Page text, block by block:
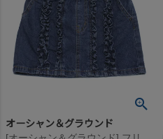
オーシャン＆グラウンド